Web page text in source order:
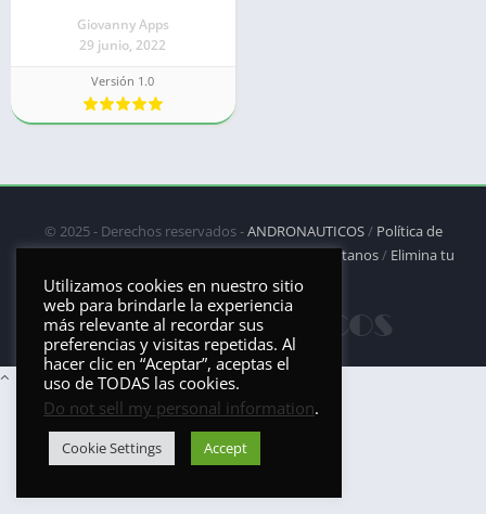
Giovanny Apps
29 junio, 2022
Versión 1.0
© 2025 - Derechos reservados -ANDRONAUTICOS/ Política de
privacidad/Política de Cookies/DMCA/Contáctanos/ Elimina tu
aplicación
Utilizamos cookies en nuestro sitio
web para brindarle la experiencia
más relevante al recordar sus
preferencias y visitas repetidas. Al
hacer clic en “Aceptar”, aceptas el
uso de TODAS las cookies.
Do not sell my personal information.
Cookie Settings Accept